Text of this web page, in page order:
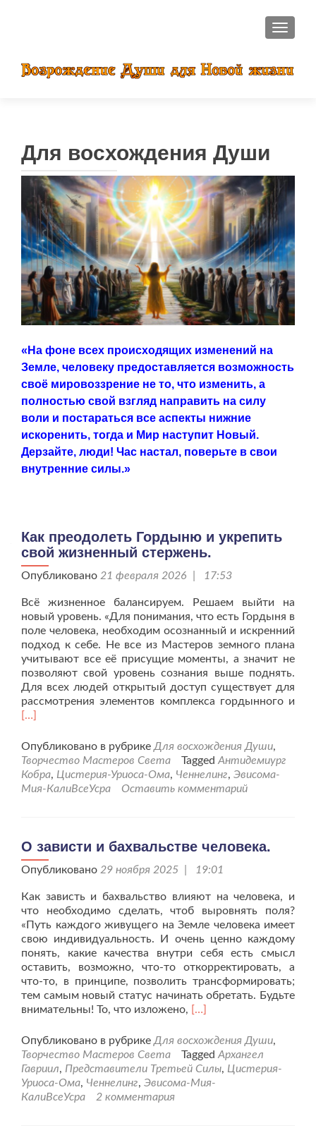
Для восхождения Души
«На фоне всех происходящих изменений на
Земле, человеку предоставляется возможность
своё мировоззрение не то, что изменить, а
полностью свой взгляд направить на силу
воли и постараться все аспекты нижние
искоренить, тогда и Мир наступит Новый.
Дерзайте, люди! Час настал, поверьте в свои
внутренние силы.»
Как преодолеть Гордыню и укрепить
свой жизненный стержень.
Опубликовано 21 февраля 2026 | 17:53
Всё жизненное балансируем. Решаем выйти на
новый уровень. «Для понимания, что есть Гордыня в
поле человека, необходим осознанный и искренний
подход к себе. Не все из Мастеров земного плана
учитывают все её присущие моменты, а значит не
позволяют свой уровень сознания выше поднять.
Для всех людей открытый доступ существует для
рассмотрения элементов комплекса гордынного и
[…]
Опубликовано в рубрикеДля восхождения Души,
Творчество Мастеров Света
TaggedАнтидемиург
Кобра, Цистерия-Уриоса-Ома, Ченнелинг, Эвисома-
Мия-КалиВсеУсра
Оставить комментарий
О зависти и бахвальстве человека.
Опубликовано 29 ноября 2025 | 19:01
Как зависть и бахвальство влияют на человека, и
что необходимо сделать, чтоб выровнять поля?
«Путь каждого живущего на Земле человека имеет
свою индивидуальность. И очень ценно каждому
понять, какие качества внутри себя есть смысл
оставить, возможно, что-то откорректировать, а
что-то, в принципе, позволить трансформировать;
тем самым новый статус начинать обретать. Будьте
внимательны! То, что изложено, Читать
проО
зависти
и
бахвальстве
[…]
Опубликовано в рубрикеДля восхождения Души,
Творчество Мастеров Света
TaggedАрхангел
Гавриил, Представители Третьей Силы, Цистерия-
Уриоса-Ома, Ченнелинг, Эвисома-Мия-
КалиВсеУсра
2 комментария